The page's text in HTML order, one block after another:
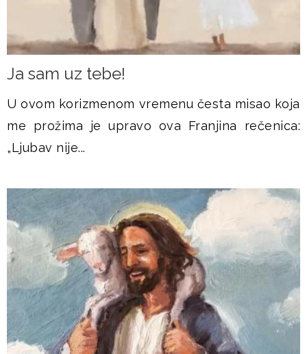
Ja sam uz tebe!
U ovom korizmenom vremenu česta misao koja
me prožima je upravo ova Franjina rečenica:
„Ljubav nije...